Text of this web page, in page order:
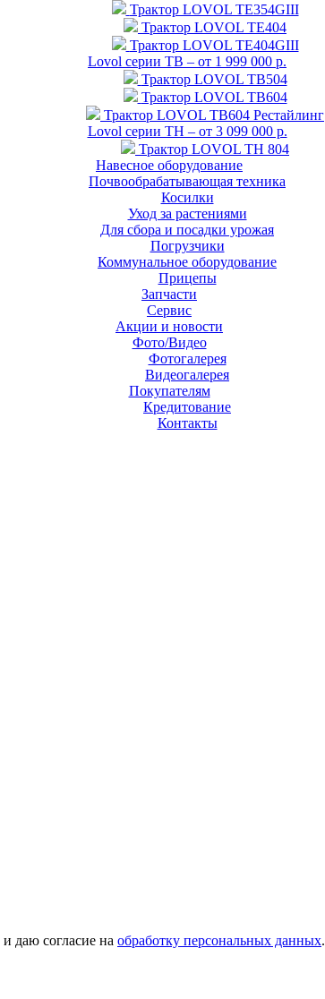
Трактор LOVOL TE354GIII
Трактор LOVOL TE404
Трактор LOVOL TE404GIII
Lovol серии TB – от 1 999 000 р.
Трактор LOVOL TB504
Трактор LOVOL TB604
Трактор LOVOL TB604 Рестайлинг
Lovol серии TH – от 3 099 000 р.
Трактор LOVOL TH 804
Навесное оборудование
Почвообрабатывающая техника
Косилки
Уход за растениями
Для сбора и посадки урожая
Погрузчики
Коммунальное оборудование
Прицепы
Запчасти
Сервис
Акции и новости
Фото/Видео
Фотогалерея
Видеогалерея
Покупателям
Кредитование
Контакты
и даю согласие на обработку персональных данных.